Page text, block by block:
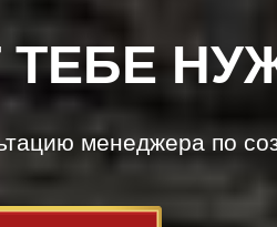
менеджера по